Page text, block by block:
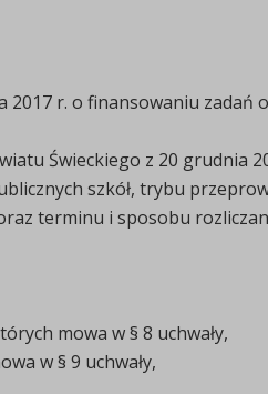
r. o finansowaniu zadań
Świeckiego z 20 grudnia
szkół, trybu
terminu i sposobu
mowa w § 8 uchwały,
w § 9 uchwały,